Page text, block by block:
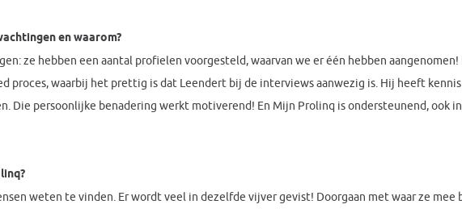
en waarom?
ze hebben een aantal profielen voorgesteld, waarvan we er één hebben
proces, waarbij het prettig is dat Leendert bij de interviews aanwezig is. Hij heeft
Die persoonlijke benadering werkt motiverend! En Mijn Prolinq is ondersteunend, ook
weten te vinden. Er wordt veel in dezelfde vijver gevist! Doorgaan met waar ze mee